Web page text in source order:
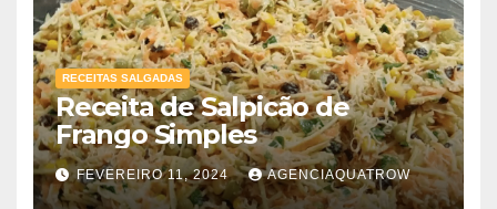
RECEITAS SALGADAS
Receita de Salpicão de
Frango Simples
FEVEREIRO 11, 2024 AGENCIAQUATROW